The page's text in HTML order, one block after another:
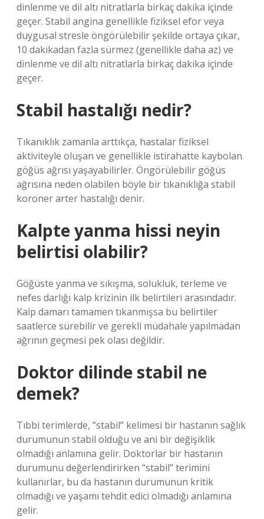
dinlenme ve dil altı nitratlarla birkaç dakika içinde
geçer. Stabil angina genellikle fiziksel efor veya
duygusal stresle öngörülebilir şekilde ortaya çıkar,
10 dakikadan fazla sürmez (genellikle daha az) ve
dinlenme ve dil altı nitratlarla birkaç dakika içinde
geçer.
Stabil hastalığı nedir?
Tıkanıklık zamanla arttıkça, hastalar fiziksel
aktiviteyle oluşan ve genellikle istirahatte kaybolan
göğüs ağrısı yaşayabilirler. Öngörülebilir göğüs
ağrısına neden olabilen böyle bir tıkanıklığa stabil
koroner arter hastalığı denir.
Kalpte yanma hissi neyin
belirtisi olabilir?
Göğüste yanma ve sıkışma, solukluk, terleme ve
nefes darlığı kalp krizinin ilk belirtileri arasındadır.
Kalp damarı tamamen tıkanmışsa bu belirtiler
saatlerce sürebilir ve gerekli müdahale yapılmadan
ağrının geçmesi pek olası değildir.
Doktor dilinde stabil ne
demek?
Tıbbi terimlerde, “stabil” kelimesi bir hastanın sağlık
durumunun stabil olduğu ve ani bir değişiklik
olmadığı anlamına gelir. Doktorlar bir hastanın
durumunu değerlendirirken “stabil” terimini
kullanırlar, bu da hastanın durumunun kritik
olmadığı ve yaşamı tehdit edici olmadığı anlamına
gelir.